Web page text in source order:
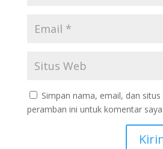
Simpan nama, email, dan
peramban ini untuk komentar